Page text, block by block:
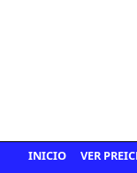
INICIO
VER